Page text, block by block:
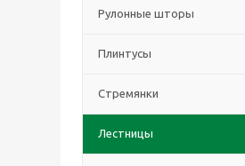
Рулонные шторы
Плинтусы
Стремянки
Лестницы